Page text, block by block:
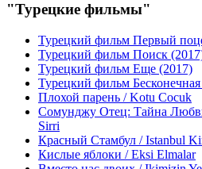
"Турецкие фильмы"
Турецкий фильм Первый
Турецкий фильм Поиск
Турецкий фильм Еще (2017)
Турецкий фильм
Плохой парень / Kotu Cocuk
Сомунджу Отец: Тайна
Sirri
Красный Стамбул / Istanbul
Кислые яблоки / Eksi Elmalar